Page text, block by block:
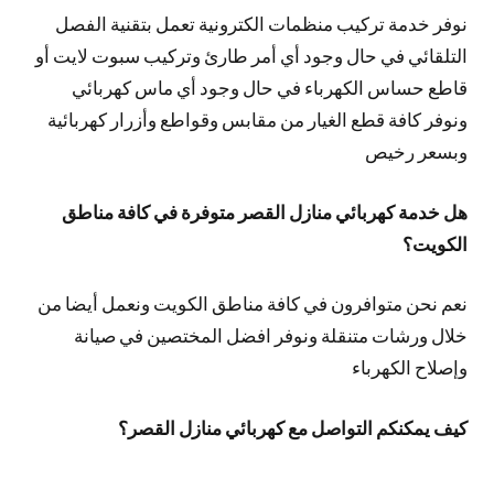
نوفر خدمة تركيب منظمات الكترونية تعمل بتقنية الفصل
التلقائي في حال وجود أي أمر طارئ وتركيب سبوت لايت أو
قاطع حساس الكهرباء في حال وجود أي ماس كهربائي
ونوفر كافة قطع الغيار من مقابس وقواطع وأزرار كهربائية
وبسعر رخيص
هل خدمة كهربائي منازل القصر متوفرة في كافة مناطق
الكويت؟
نعم نحن متوافرون في كافة مناطق الكويت ونعمل أيضا من
خلال ورشات متنقلة ونوفر افضل المختصين في صيانة
وإصلاح الكهرباء
كيف يمكنكم التواصل مع كهربائي منازل القصر؟